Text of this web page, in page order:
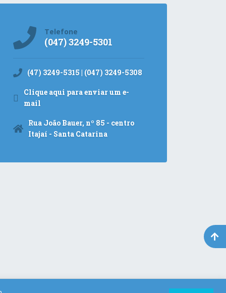
Telefone
(047) 3249-5301
(47) 3249-5315 | (047) 3249-5308
Clique aqui para enviar um e-
mail
Rua João Bauer, nº 85 - centro
Itajaí - Santa Catarina